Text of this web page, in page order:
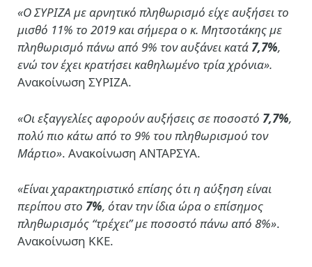
«Ο ΣΥΡΙΖΑ με αρνητικό πληθωρισμό είχε αυξήσει το
μισθό 11% το 2019 και σήμερα ο κ. Μητσοτάκης με
πληθωρισμό πάνω από 9% τον αυξάνει κατά 7,7%,
ενώ τον έχει κρατήσει καθηλωμένο τρία χρόνια».
Ανακοίνωση ΣΥΡΙΖΑ.
«Οι εξαγγελίες αφορούν αυξήσεις σε ποσοστό 7,7%,
πολύ πιο κάτω από το 9% του πληθωρισμού τον
Μάρτιο». Ανακοίνωση ΑΝΤΑΡΣΥΑ.
«Είναι χαρακτηριστικό επίσης ότι η αύξηση είναι
περίπου στο 7%, όταν την ίδια ώρα ο επίσημος
πληθωρισμός “τρέχει” με ποσοστό πάνω από 8%».
Ανακοίνωση ΚΚΕ.